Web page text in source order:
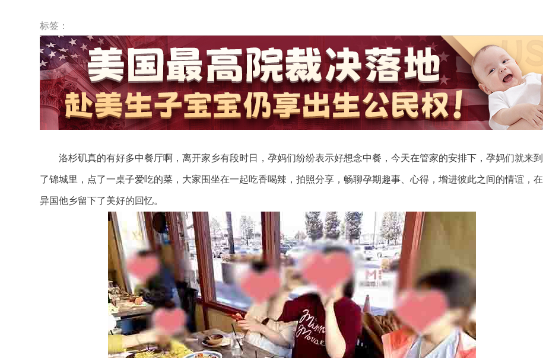
标签：
洛杉矶真的有好多中餐厅啊，离开家乡有段时日，孕妈们纷纷表示好想念中餐，今天在管家的安排下，孕妈们就来到
了锦城里，点了一桌子爱吃的菜，大家围坐在一起吃香喝辣，拍照分享，畅聊孕期趣事、心得，增进彼此之间的情谊，在
异国他乡留下了美好的回忆。